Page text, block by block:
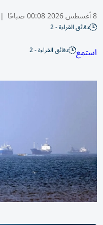
8 أغسطس 2026 00:08 صباحًا |
دقائق القراءة - 2
استمع دقائق القراءة - 2